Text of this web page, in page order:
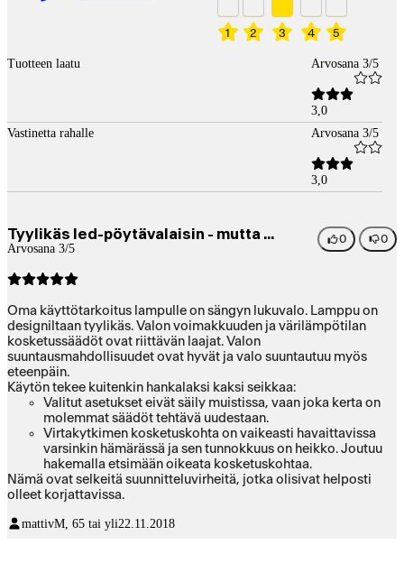
1 2 3 4 5
Tuotteen laatu Arvosana 3/5
3,0
Vastinetta rahalle
Arvosana 3/5
3,0
Tyylikäs led-pöytävalaisin - mutta ...
Arvosana 3/5
0 0
Oma käyttötarkoitus lampulle on sängyn lukuvalo. Lamppu on
designiltaan tyylikäs. Valon voimakkuuden ja värilämpötilan
kosketussäädöt ovat riittävän laajat. Valon
suuntausmahdollisuudet ovat hyvät ja valo suuntautuu myös
eteenpäin.
Käytön tekee kuitenkin hankalaksi kaksi seikkaa:
Valitut asetukset eivät säily muistissa, vaan joka kerta on
molemmat säädöt tehtävä uudestaan.
Virtakytkimen kosketuskohta on vaikeasti havaittavissa
varsinkin hämärässä ja sen tunnokkuus on heikko. Joutuu
hakemalla etsimään oikeata kosketuskohtaa.
Nämä ovat selkeitä suunnitteluvirheitä, jotka olisivat helposti
olleet korjattavissa.
mattivM, 65 tai yli22.11.2018